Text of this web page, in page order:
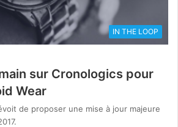
IN THE LOOP
sur Cronologics pour
Wear
de proposer une mise à jour majeure